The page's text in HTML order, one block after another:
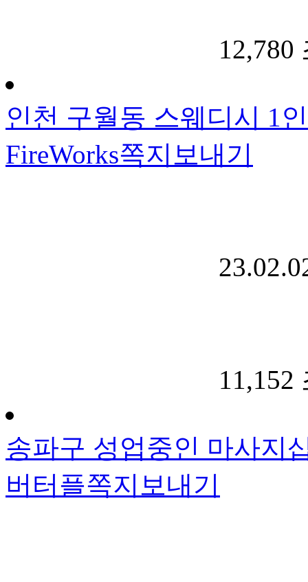
12,780
인천 구월동 스웨디시 1
FireWorks쪽지보내기
11,152
송파구 성업중인 마사지
버터플쪽지보내기